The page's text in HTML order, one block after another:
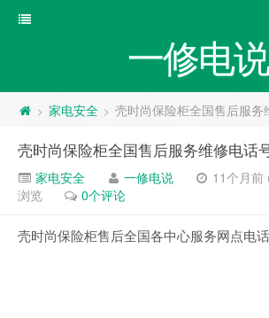
一修电说
> 家电安全 > 壳时尚保险柜全国售后服务
壳时尚保险柜全国售后服务维修电话
家电安全 一修电说 11个月前
浏览
0个评论
壳时尚保险柜售后全国各中心服务网点电话